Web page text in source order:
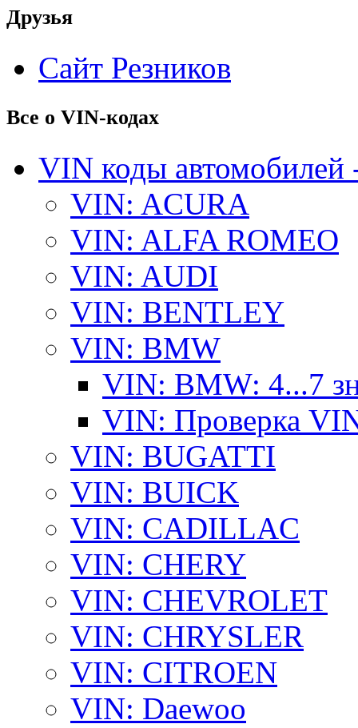
Друзья
Сайт Резников
Все о VIN-кодах
VIN коды автомобилей
VIN: ACURA
VIN: ALFA ROMEO
VIN: AUDI
VIN: BENTLEY
VIN: BMW
VIN: BMW: 4...7
VIN: Проверка
VIN: BUGATTI
VIN: BUICK
VIN: CADILLAC
VIN: CHERY
VIN: CHEVROLET
VIN: CHRYSLER
VIN: CITROEN
VIN: Daewoo